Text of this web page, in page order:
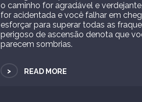
o caminho for agradável e
for acidentada e você falhar em
esforçar para superar todas as
perigoso de ascensão denota que
parecem sombrias.
> READ MORE